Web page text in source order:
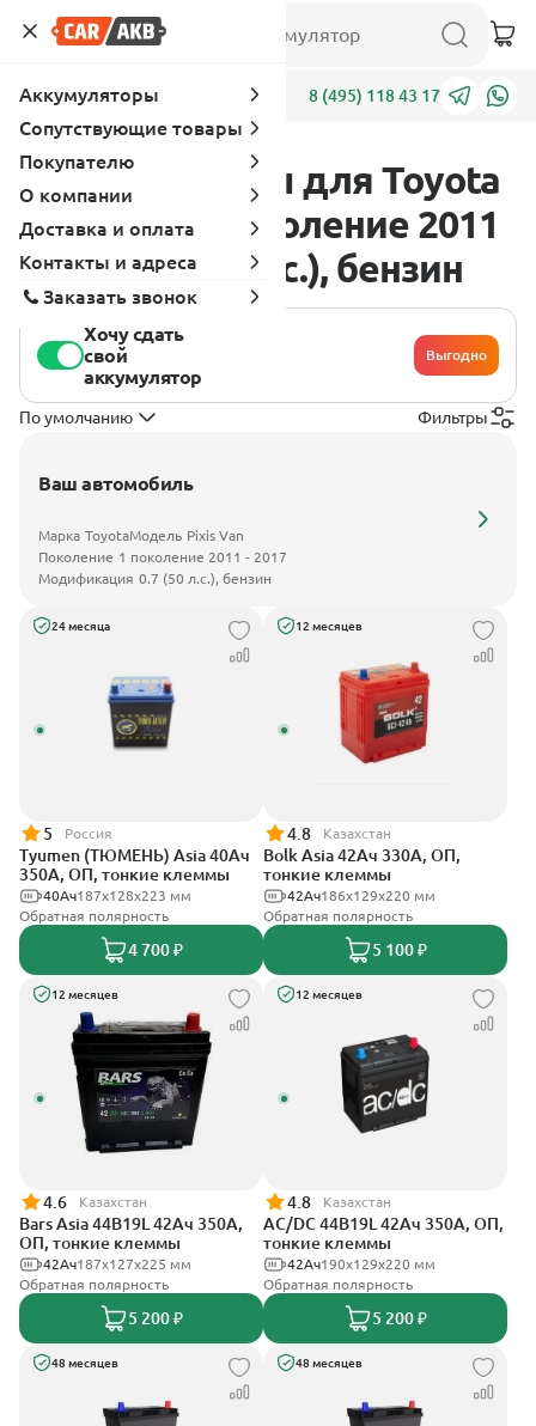
Адреса 8 (495) 118 43 17
Аккумуляторы для Toyota
Pixis Van 1 поколение 2011
- 2017 0.7 (50 л.с.), бензин
Хочу сдать
свой
аккумулятор
Выгодно
По умолчанию Фильтры
Ваш автомобиль
Марка ToyotaМодель Pixis Van
Поколение 1 поколение 2011 - 2017
Модификация 0.7 (50 л.с.), бензин
24 месяца
5 Россия
Tyumen (ТЮМЕНЬ) Asia 40Ач
350А, ОП, тонкие клеммы
187х128х223 мм
40Ач
Обратная полярность
4 700 ₽
12 месяцев
4.8 Казахстан
Bolk Asia 42Ач 330А, ОП,
тонкие клеммы
186х129х220 мм
42Ач
Обратная полярность
5 100 ₽
12 месяцев
4.6 Казахстан
Bars Asia 44B19L 42Ач 350А,
ОП, тонкие клеммы
187x127x225 мм
42Ач
Обратная полярность
5 200 ₽
12 месяцев
4.8 Казахстан
AC/DC 44B19L 42Ач 350А, ОП,
тонкие клеммы
190x129x220 мм
42Ач
Обратная полярность
5 200 ₽
48 месяцев 48 месяцев
Аккумуляторы
Сопутствующие товары
Покупателю
О компании
Доставка и оплата
Контакты и адреса
Заказать звонок